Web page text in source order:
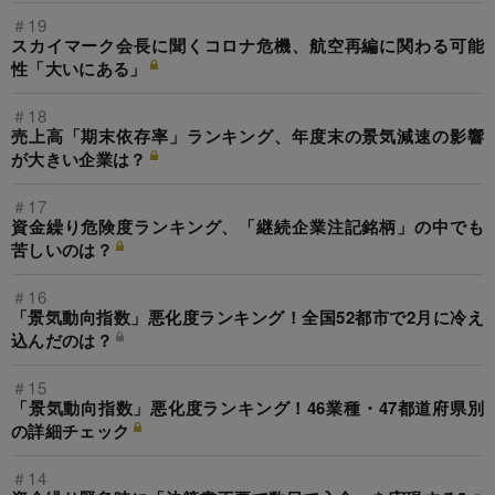
＃19
スカイマーク会長に聞くコロナ危機、航空再編に関わる可能
性「大いにある」
＃18
売上高「期末依存率」ランキング、年度末の景気減速の影響
が大きい企業は？
＃17
資金繰り危険度ランキング、「継続企業注記銘柄」の中でも
苦しいのは？
＃16
「景気動向指数」悪化度ランキング！全国52都市で2月に冷え
込んだのは？
＃15
「景気動向指数」悪化度ランキング！46業種・47都道府県別
の詳細チェック
＃14